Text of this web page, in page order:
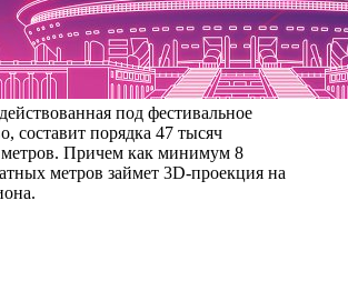
под фестивальное
составит порядка 47 тысяч
Причем как минимум 8
метров займет 3D-проекция на